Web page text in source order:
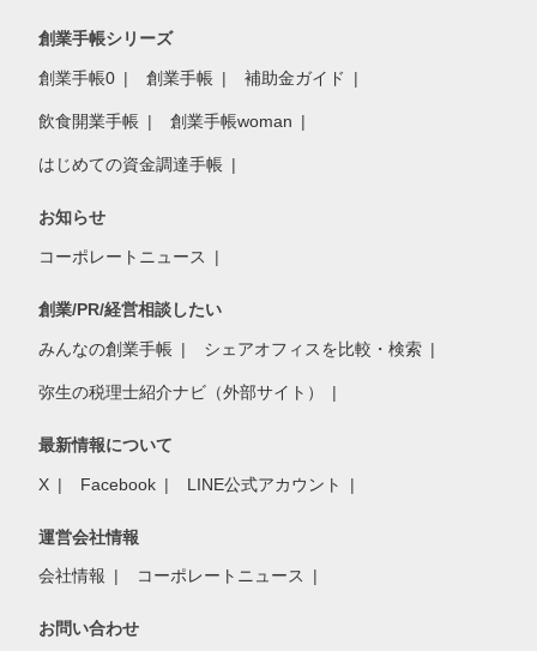
創業手帳シリーズ
創業手帳0 創業手帳 補助金ガイド
飲食開業手帳 創業手帳woman
はじめての資金調達手帳
お知らせ
コーポレートニュース
創業/PR/経営相談したい
みんなの創業手帳 シェアオフィスを比較・検索
弥生の税理士紹介ナビ（外部サイト）
最新情報について
X Facebook LINE公式アカウント
運営会社情報
会社情報 コーポレートニュース
お問い合わせ